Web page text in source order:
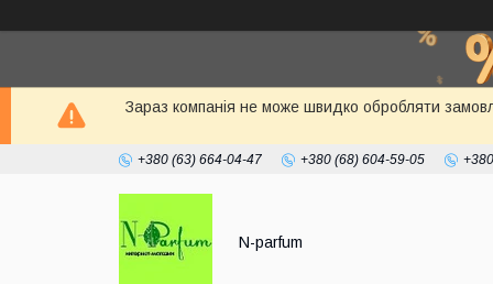
Зараз компанія не може швидко обробляти
+380 (63) 664-04-47 +380 (68) 604-59-05
N-parfum